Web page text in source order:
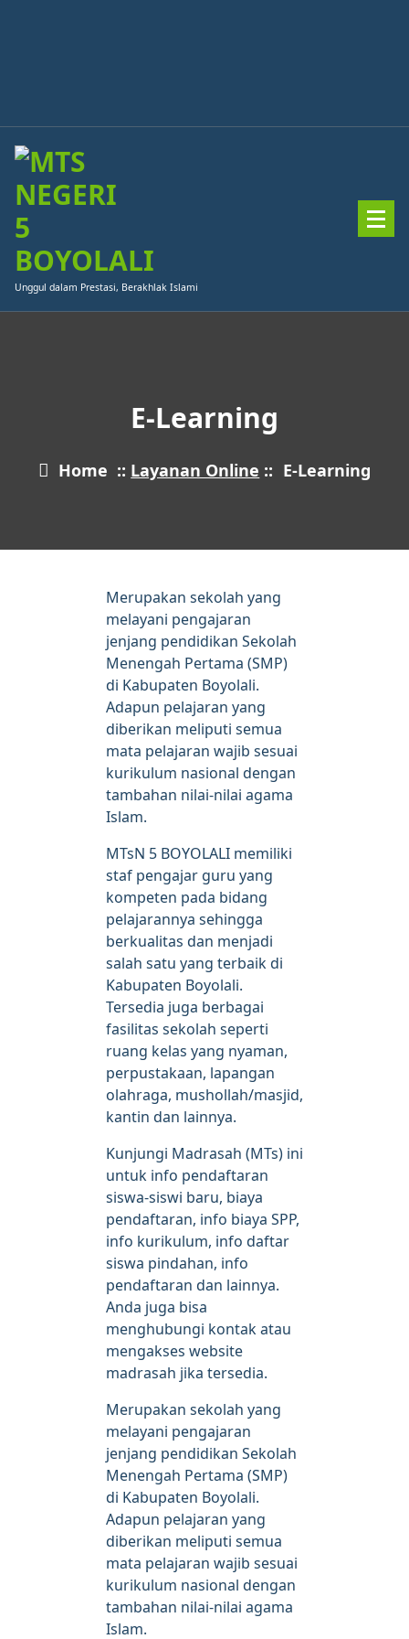
Unggul dalam Prestasi, Berakhlak Islami
E-Learning
Home :: Layanan Online :: E-Learning
Merupakan sekolah yang
melayani pengajaran
jenjang pendidikan Sekolah
Menengah Pertama (SMP)
di Kabupaten Boyolali.
Adapun pelajaran yang
diberikan meliputi semua
mata pelajaran wajib sesuai
kurikulum nasional dengan
tambahan nilai-nilai agama
Islam.
MTsN 5 BOYOLALI memiliki
staf pengajar guru yang
kompeten pada bidang
pelajarannya sehingga
berkualitas dan menjadi
salah satu yang terbaik di
Kabupaten Boyolali.
Tersedia juga berbagai
fasilitas sekolah seperti
ruang kelas yang nyaman,
perpustakaan, lapangan
olahraga, mushollah/masjid,
kantin dan lainnya.
Kunjungi Madrasah (MTs) ini
untuk info pendaftaran
siswa-siswi baru, biaya
pendaftaran, info biaya SPP,
info kurikulum, info daftar
siswa pindahan, info
pendaftaran dan lainnya.
Anda juga bisa
menghubungi kontak atau
mengakses website
madrasah jika tersedia.
Merupakan sekolah yang
melayani pengajaran
jenjang pendidikan Sekolah
Menengah Pertama (SMP)
di Kabupaten Boyolali.
Adapun pelajaran yang
diberikan meliputi semua
mata pelajaran wajib sesuai
kurikulum nasional dengan
tambahan nilai-nilai agama
Islam.